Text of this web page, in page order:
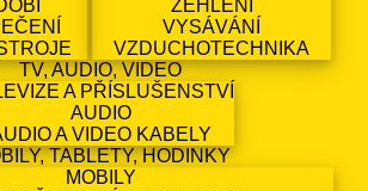
ŽEHLENÍ
VYSÁVÁNÍ
VZDUCHOTECHNIKA
TV, AUDIO, VIDEO
A PŘÍSLUŠENSTVÍ
AUDIO
A VIDEO KABELY
TABLETY, HODINKY
MOBILY